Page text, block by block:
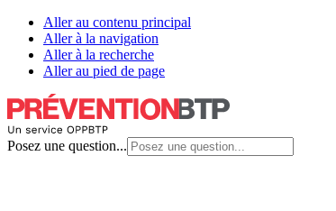
Aller au contenu principal
Aller à la navigation
Aller à la recherche
Aller au pied de page
Posez une question...